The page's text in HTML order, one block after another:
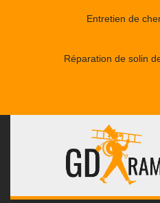
Entretien de
Réparation de solin